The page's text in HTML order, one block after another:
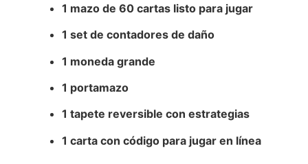
1 mazo de 60 cartas listo para jugar
1 set de contadores de daño
1 moneda grande
1 portamazo
1 tapete reversible con estrategias
1 carta con código para jugar en línea